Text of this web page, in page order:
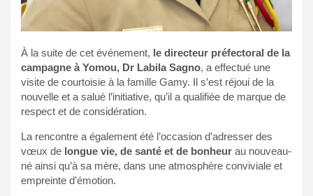
À la suite de cet événement, le directeur préfectoral de la
campagne à Yomou, Dr Labila Sagno, a effectué une
visite de courtoisie à la famille Gamy. Il s’est réjoui de la
nouvelle et a salué l’initiative, qu’il a qualifiée de marque de
respect et de considération.
La rencontre a également été l’occasion d’adresser des
vœux de longue vie, de santé et de bonheur au nouveau-
né ainsi qu’à sa mère, dans une atmosphère conviviale et
empreinte d’émotion.